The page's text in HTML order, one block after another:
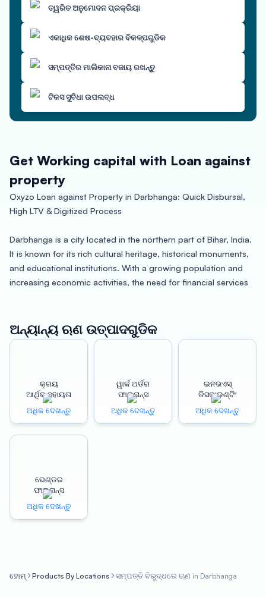
ତ୍ୱରିତ ଅନୁମୋଦନ ପ୍ରକ୍ରିୟା
ଏକାଧିକ ଶେଷ-ବ୍ୟବହାର ବିକଳ୍ପଗୁଡିକ
ସମ୍ପତ୍ତିର ମାଲିକାନା ବଜାୟ ରଖନ୍ତୁ
ଟିକସ ସୁବିଧା ଉପଲବ୍ଧ
Get Working capital with Loan against
property
Oxyzo Loan against Property in Darbhanga: Quick Disbursal,
High LTV & Digitized Process
Darbhanga is a city located in the northern part of Bihar, India.
It is known for its rich cultural heritage, historical monuments,
and educational institutions. With a growing population and
increasing economic activities, the need for financial services
Darbhanga with several benefits for manufacturers,
contractors, and small and medium-sized enterprises (SMEs).
Loan against property is a secured loan that allows borrowers
to avail funds against the collateral of their property. It is a
popular financing option for businesses that require funds for
expansion, working capital, or other financial requirements.
rates for loan against property are generally lower than
unsecured loans, making it a cost-effective financing option
for businesses.
high loan-to-value (LTV) ratio, which means borrowers can get
ଅନ୍ୟାନ୍ୟ ଋଣ ଉତ୍ପାଦଗୁଡିକ
କ୍ରୟ
ଆର୍ଥିକ ସହାୟତା
ଅଧିକ ଦେଖନ୍ତୁ
ୱାର୍କ ଅର୍ଡର
ଫାଇନାନ୍ସ
ଅଧିକ ଦେଖନ୍ତୁ
ଇନଭଏସ୍
ଡିସକାଉଣ୍ଟିଂ
ଅଧିକ ଦେଖନ୍ତୁ
ଭେଣ୍ଡର
ଫାଇନାନ୍ସ
ଅଧିକ ଦେଖନ୍ତୁ
ହୋମ୍ Products By Locations ସମ୍ପତ୍ତି ବିରୁଦ୍ଧରେ ଋଣ in Darbhanga